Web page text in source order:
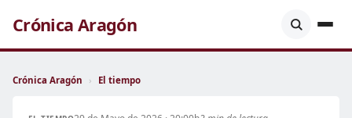
Crónica Aragón
Crónica Aragón › El tiempo